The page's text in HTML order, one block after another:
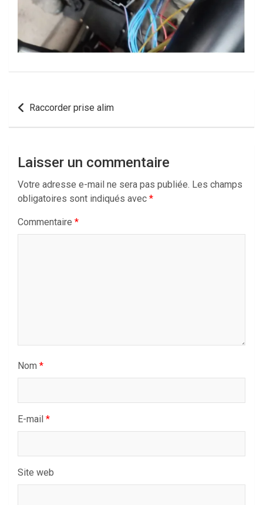
Navigation
Raccorder prise alim
Laisser un commentaire
Votre adresse e-mail ne sera pas publiée. Les champs
obligatoires sont indiqués avec *
Commentaire *
Nom *
E-mail *
Site web